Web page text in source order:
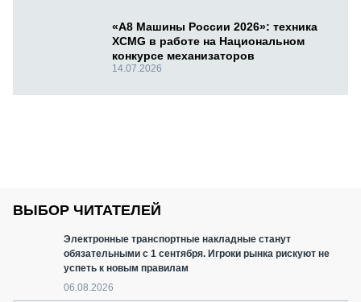
«А8 Машины России 2026»: техника
XCMG в работе на Национальном
конкурсе механизаторов
14.07.2026
ВЫБОР ЧИТАТЕЛЕЙ
Электронные транспортные накладные станут
обязательными с 1 сентября. Игроки рынка рискуют не
успеть к новым правилам
06.08.2026